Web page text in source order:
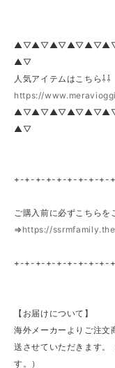
▲▽
人気アイテムはこちら⇩⇩
https://
▲▽
+-+-+-+-+-+-+-+-+-
ご購入前に必ずこちらを
⇒ https://
+-+-+-+-+-+-+-+-+-
【お届けについて】
海外メーカーよりご注文
送させていただきます。
す。）